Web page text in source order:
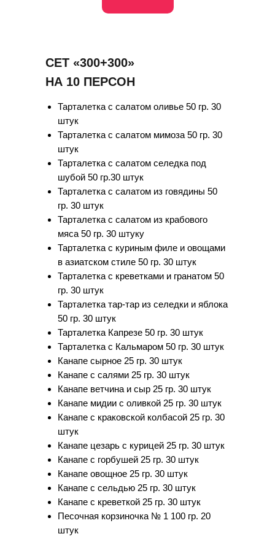
СЕТ «300+300»
НА 10 ПЕРСОН
Тарталетка с салатом оливье 50 гр. 30
штук
Тарталетка с салатом мимоза 50 гр. 30
штук
Тарталетка с салатом селедка под
шубой 50 гр.30 штук
Тарталетка с салатом из говядины 50
гр. 30 штук
Тарталетка с салатом из крабового
мяса 50 гр. 30 штуку
Тарталетка с куриным филе и овощами
в азиатском стиле 50 гр. 30 штук
Тарталетка с креветками и гранатом 50
гр. 30 штук
Тарталетка тар-тар из селедки и яблока
50 гр. 30 штук
Тарталетка Капрезе 50 гр. 30 штук
Тарталетка с Кальмаром 50 гр. 30 штук
Канапе сырное 25 гр. 30 штук
Канапе с салями 25 гр. 30 штук
Канапе ветчина и сыр 25 гр. 30 штук
Канапе мидии с оливкой 25 гр. 30 штук
Канапе с краковской колбасой 25 гр. 30
штук
Канапе цезарь с курицей 25 гр. 30 штук
Канапе с горбушей 25 гр. 30 штук
Канапе овощное 25 гр. 30 штук
Канапе с сельдью 25 гр. 30 штук
Канапе с креветкой 25 гр. 30 штук
Песочная корзиночка № 1 100 гр. 20
штук